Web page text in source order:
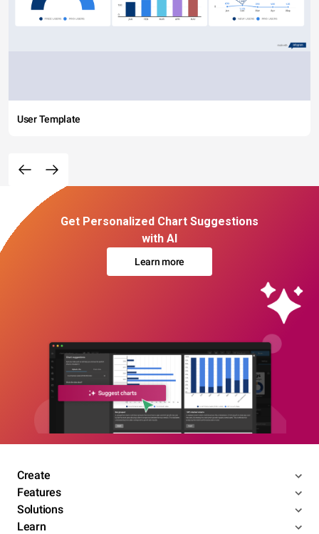
User Template
Get Personalized Chart Suggestions
with AI
Learn more
Create
Features
Solutions
Learn